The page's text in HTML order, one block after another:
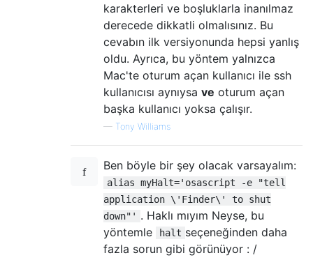
karakterleri ve boşluklarla inanılmaz
derecede dikkatli olmalısınız. Bu
cevabın ilk versiyonunda hepsi yanlış
oldu. Ayrıca, bu yöntem yalnızca
Mac'te oturum açan kullanıcı ile ssh
kullanıcısı aynıysa ve oturum açan
başka kullanıcı yoksa çalışır.
— Tony Williams
Ben böyle bir şey olacak varsayalım:
alias myHalt='osascript -e "tell
application \'Finder\' to shut
down"' . Haklı mıyım Neyse, bu
yöntemle
halt seçeneğinden daha
fazla sorun gibi görünüyor : /